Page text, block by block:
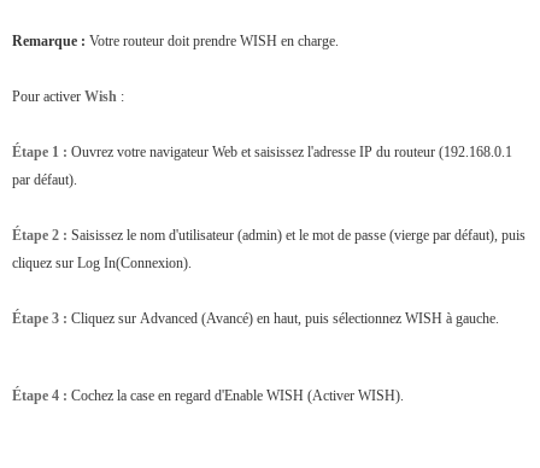
Remarque : Votre routeur doit prendre WISH en charge.
Pour activer Wish :
Étape 1 : Ouvrez votre navigateur Web et saisissez l'adresse IP du routeur (192.168.0.1
par défaut).
Étape 2 : Saisissez le nom d'utilisateur (admin) et le mot de passe (vierge par défaut), puis
cliquez sur Log In(Connexion).
Étape 3 : Cliquez sur Advanced (Avancé) en haut, puis sélectionnez WISH à gauche.
Étape 4 : Cochez la case en regard d'Enable WISH (Activer WISH).